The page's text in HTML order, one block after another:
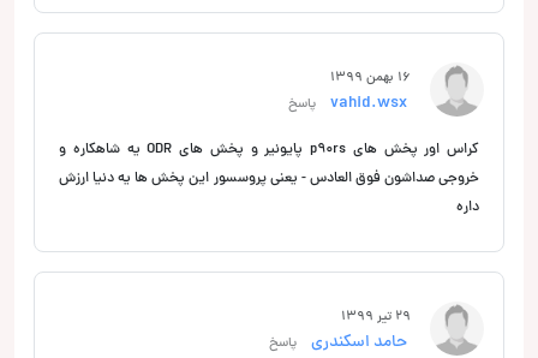
16 بهمن 1399
پاسخ
کراس اور پخش های p90rs پایونیر و پخش های ODR یه شاهکاره و
خروجی صداشون فوق العادس - یعنی پروسسور این پخش ها یه دنیا ارزش
داره
29 تیر 1399
حامد اسکندری پاسخ